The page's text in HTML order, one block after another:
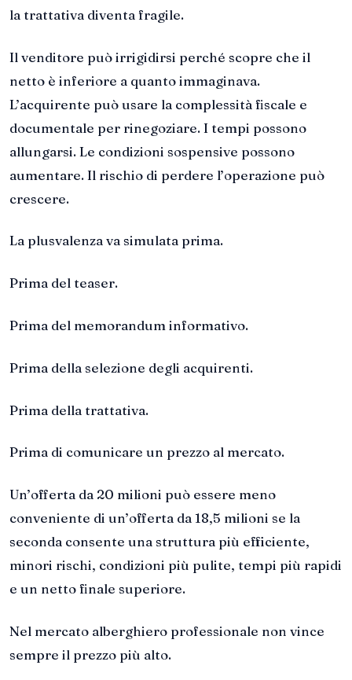
la trattativa diventa fragile.
Il venditore può irrigidirsi perché scopre che il
netto è inferiore a quanto immaginava.
L’acquirente può usare la complessità fiscale e
documentale per rinegoziare. I tempi possono
allungarsi. Le condizioni sospensive possono
aumentare. Il rischio di perdere l’operazione può
crescere.
La plusvalenza va simulata prima.
Prima del teaser.
Prima del memorandum informativo.
Prima della selezione degli acquirenti.
Prima della trattativa.
Prima di comunicare un prezzo al mercato.
Un’offerta da 20 milioni può essere meno
conveniente di un’offerta da 18,5 milioni se la
seconda consente una struttura più efficiente,
minori rischi, condizioni più pulite, tempi più rapidi
e un netto finale superiore.
Nel mercato alberghiero professionale non vince
sempre il prezzo più alto.